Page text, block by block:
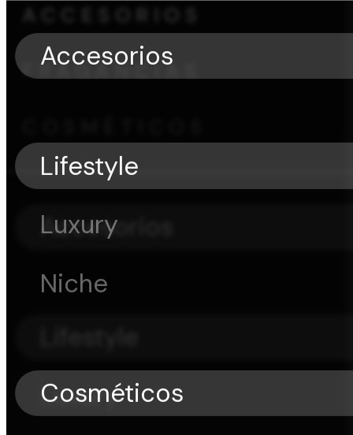
ACCESORIOS
FRAGANCIAS
Accesorios
Luxury
Accesorios
Lifestyle
Luxury
Niche
Cosméticos